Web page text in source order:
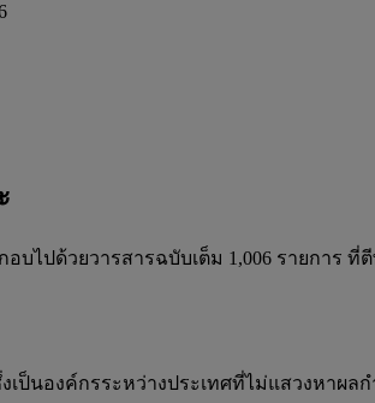
กอบไปด้วยวารสารฉบับเต็ม 1,006 รายกา
งเป็นองค์กรระหว่างประเทศที่ไม่แสวงหา